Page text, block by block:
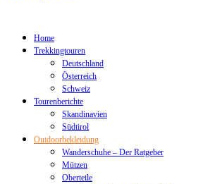
Home
Trekkingtouren
Deutschland
Österreich
Schweiz
Tourenberichte
Skandinavien
Südtirol
Outdoorbekleidung
Wanderschuhe – Der Ratgeber
Mützen
Oberteile